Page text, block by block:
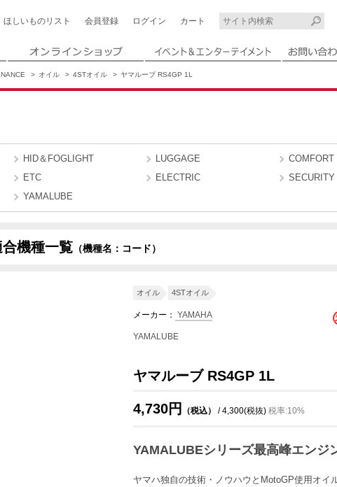
ほしいもの リスト 会員登録 ログイン カート
オイル 4STオイル ヤマルーブ RS4GP 1L
HID＆FOGLIGHT LUGGAGE
COMFORT
ETC ELECTRIC
SECURITY
YAMALUBE
合機種一覧 （機種名：コード）
オイル 4STオイル
メーカー： YAMAHA
YAMALUBE
ヤマルーブ RS4GP 1L
4,730円 （税込） / 4,300(税抜) 税率:10%
YAMALUBEシリーズ最高峰エンジ
ヤマハ独自の技術・ノウハウとMotoGP使用オイ